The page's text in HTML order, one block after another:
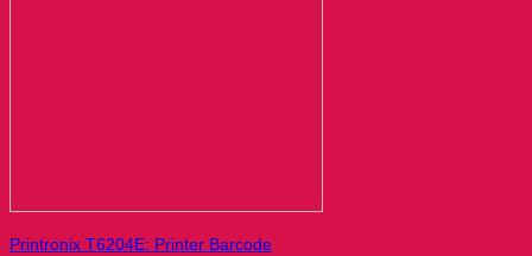
Printronix T6204E: Printer Barcode